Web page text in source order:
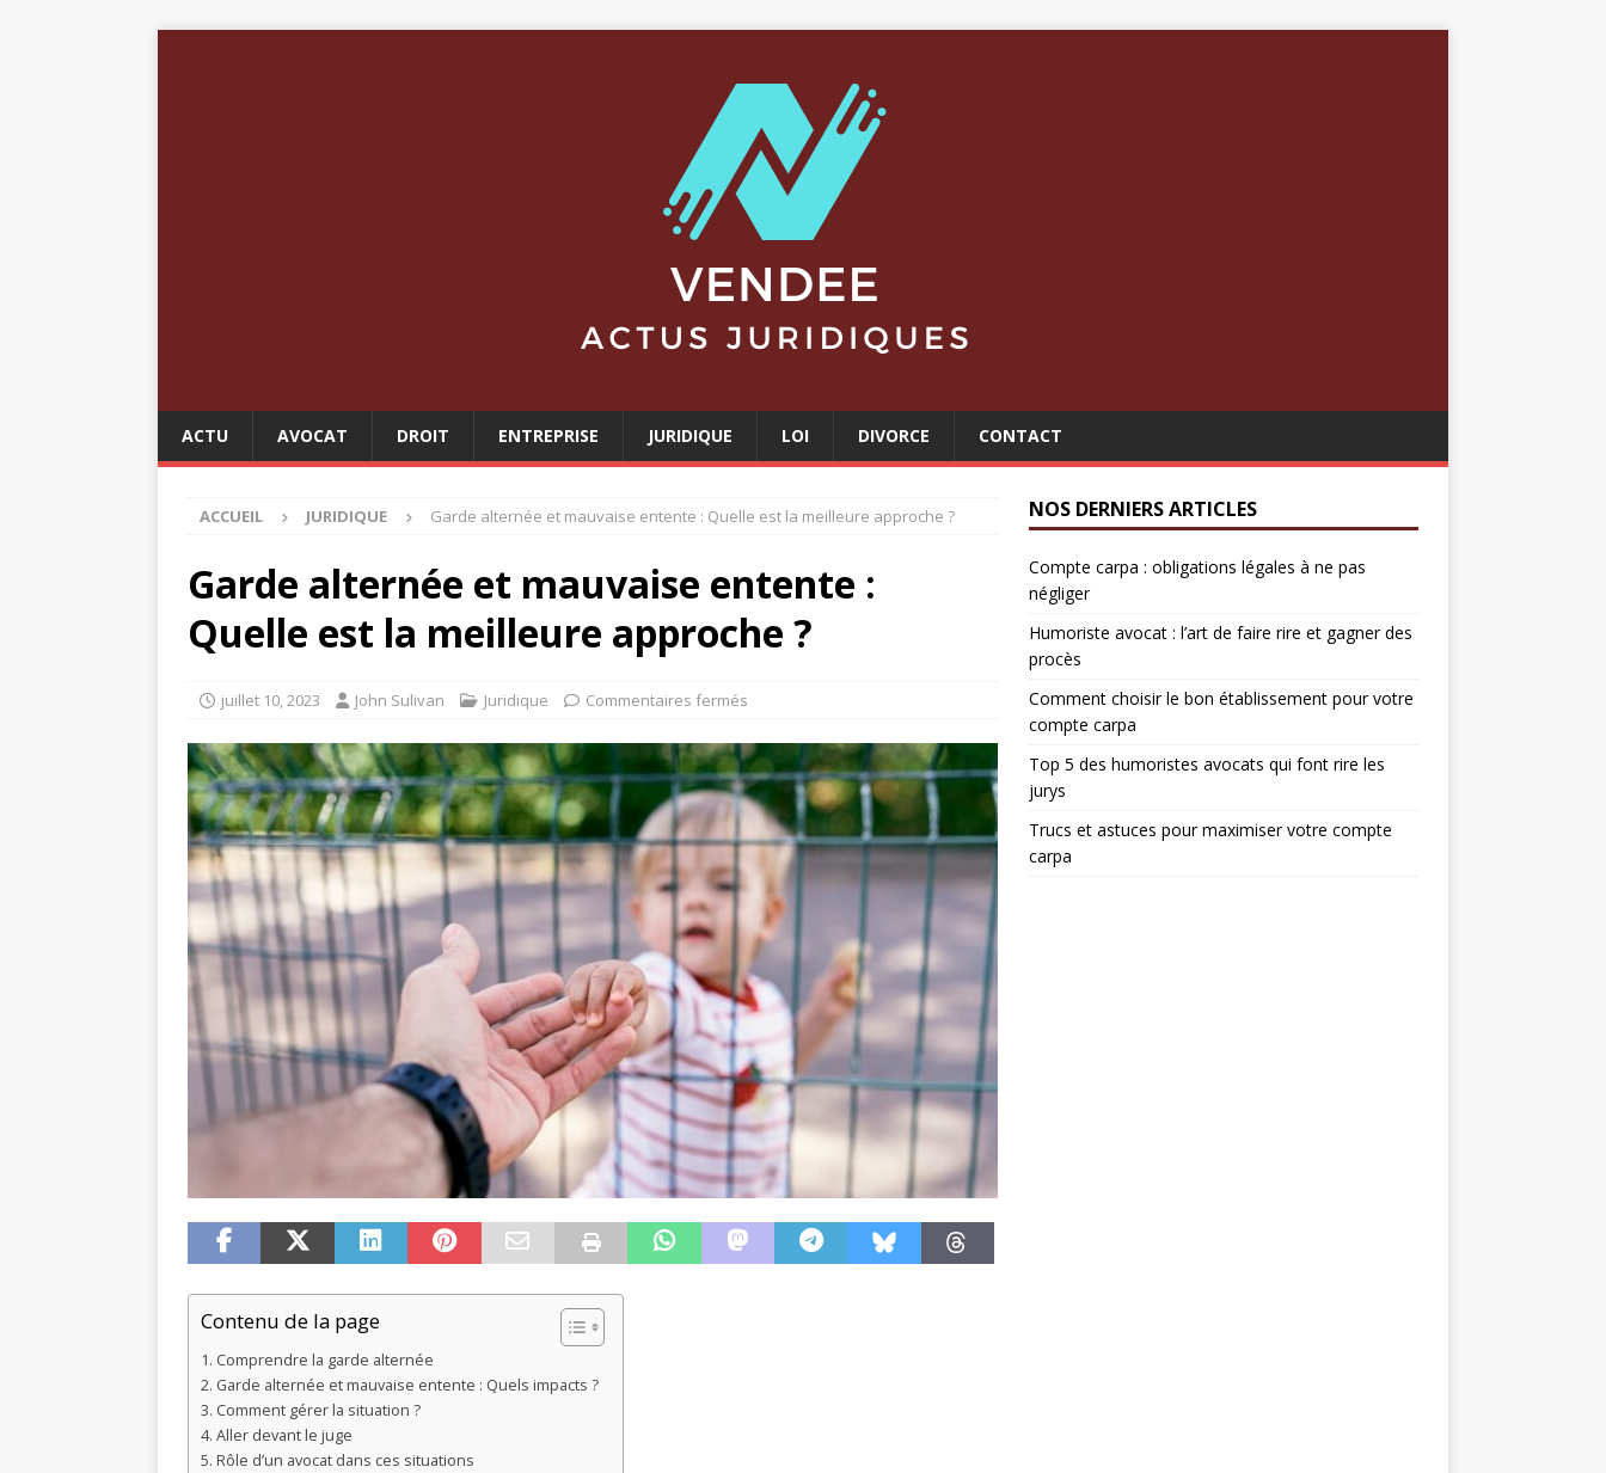
ACTU AVOCAT DROIT ENTREPRISE JURIDIQUE LOI DIVORCE CONTACT
ACCUEIL JURIDIQUE Garde alternée et mauvaise entente : Quelle est la meilleure approche ?
Garde alternée et mauvaise entente :
Quelle est la meilleure approche ?
juillet 10, 2023 John Sulivan Juridique Commentaires fermés
Contenu de la page
Comprendre la garde alternée
Garde alternée et mauvaise entente : Quels impacts ?
Comment gérer la situation ?
Aller devant le juge
Rôle d’un avocat dans ces situations
NOS DERNIERS ARTICLES
Compte carpa : obligations légales à ne pas
négliger
Humoriste avocat : l’art de faire rire et gagner des
procès
Comment choisir le bon établissement pour votre
compte carpa
Top 5 des humoristes avocats qui font rire les
jurys
Trucs et astuces pour maximiser votre compte
carpa